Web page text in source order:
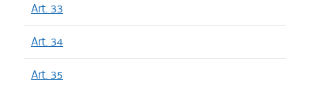
Art. 33
Art. 34
Art. 35